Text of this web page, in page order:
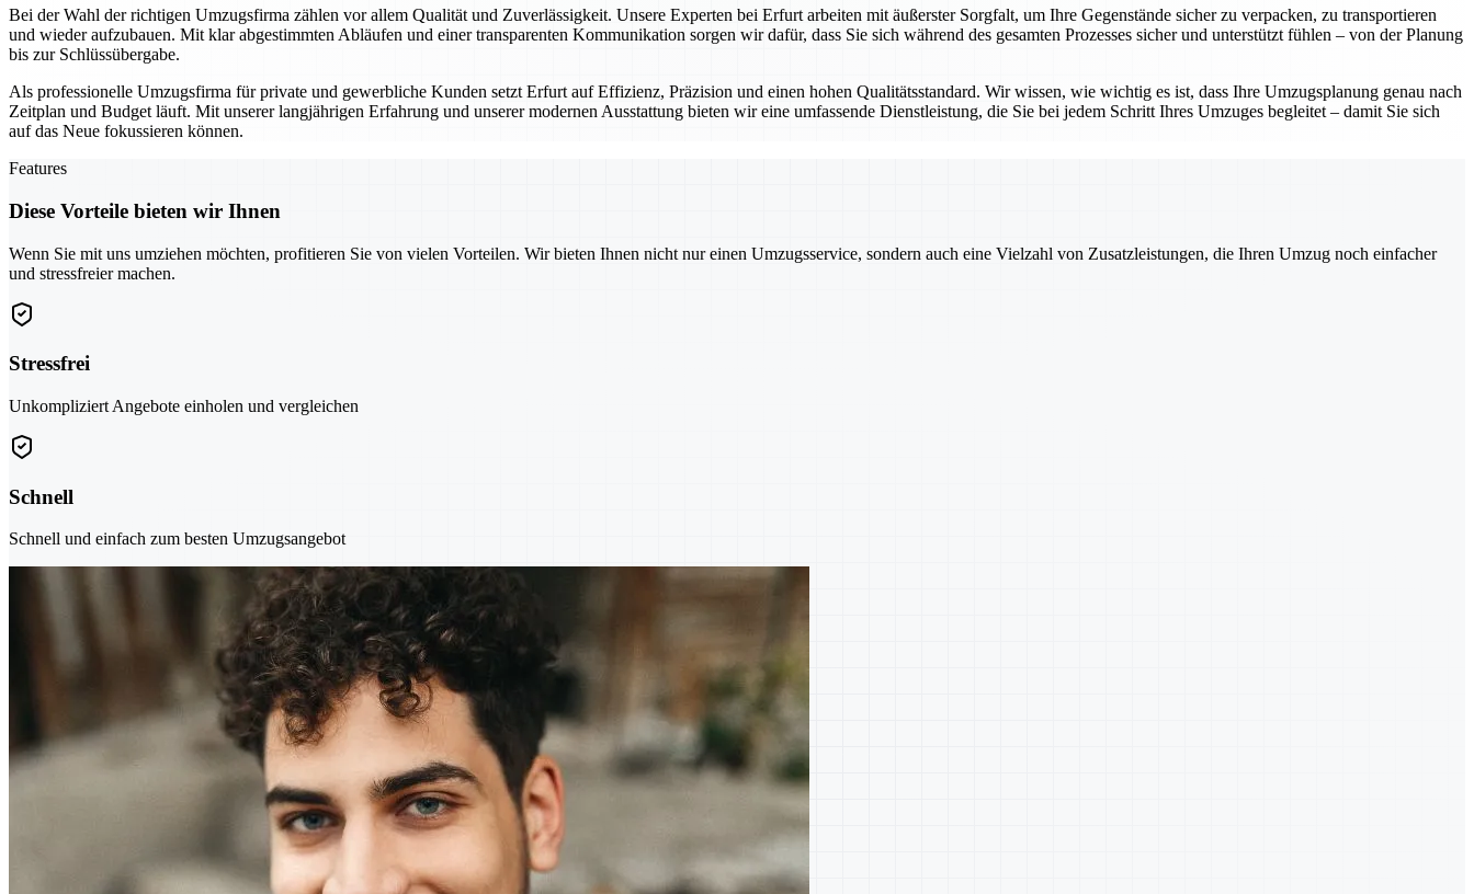
Bei der Wahl der richtigen Umzugsfirma zählen vor allem Qualität und Zuverlässigkeit. Unsere Experten bei Erfurt arbeiten mit äußerster Sorgfalt, um Ihre Gegenstände sicher zu verpacken, zu transportieren
und wieder aufzubauen. Mit klar abgestimmten Abläufen und einer transparenten Kommunikation sorgen wir dafür, dass Sie sich während des gesamten Prozesses sicher und unterstützt fühlen – von der Planung
bis zur Schlüssübergabe.
Als professionelle Umzugsfirma für private und gewerbliche Kunden setzt Erfurt auf Effizienz, Präzision und einen hohen Qualitätsstandard. Wir wissen, wie wichtig es ist, dass Ihre Umzugsplanung genau nach
Zeitplan und Budget läuft. Mit unserer langjährigen Erfahrung und unserer modernen Ausstattung bieten wir eine umfassende Dienstleistung, die Sie bei jedem Schritt Ihres Umzuges begleitet – damit Sie sich
auf das Neue fokussieren können.
Features
Diese Vorteile bieten wir Ihnen
Wenn Sie mit uns umziehen möchten, profitieren Sie von vielen Vorteilen. Wir bieten Ihnen nicht nur einen Umzugsservice, sondern auch eine Vielzahl von Zusatzleistungen, die Ihren Umzug noch einfacher
und stressfreier machen.
Stressfrei
Unkompliziert Angebote einholen und vergleichen
Schnell
Schnell und einfach zum besten Umzugsangebot